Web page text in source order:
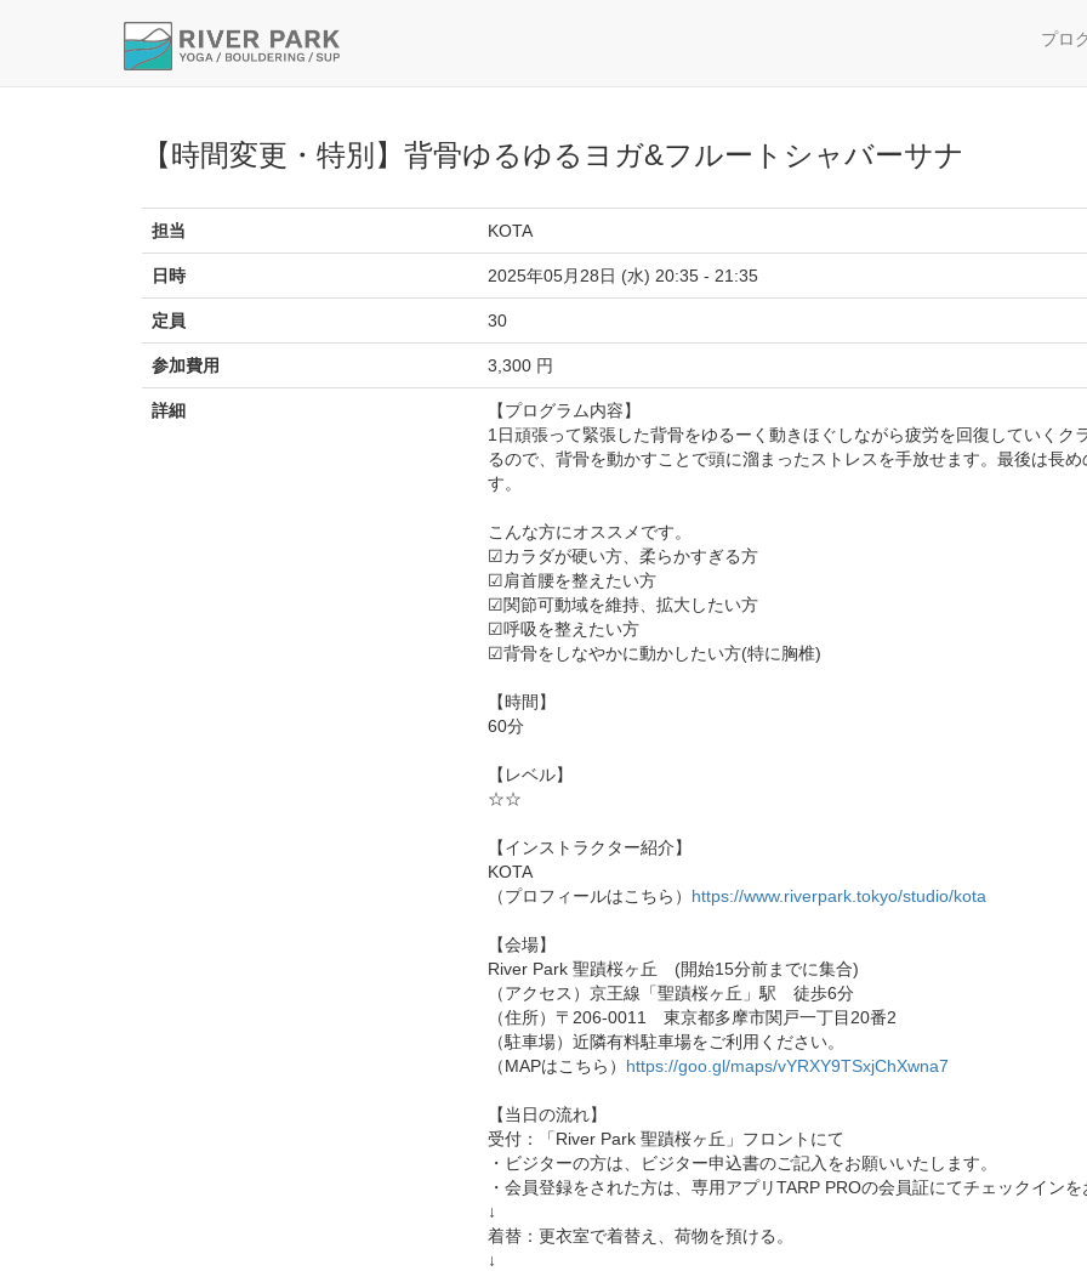
プロ
【時間変更・特別】背骨ゆるゆるヨガ&フルートシャバーサナ
担当 KOTA
日時 2025年05月28日 (水) 20:35 - 21:35
定員 30
参加費用 3,300 円
詳細
【プログラム内容】
1日頑張って緊張した背骨をゆるーく動きほぐしながら疲労を回復していく
るので、背骨を動かすことで頭に溜まったストレスを手放せます。最後は長
す。
こんな方にオススメです。
☑︎カラダが硬い方、柔らかすぎる方
☑︎肩首腰を整えたい方
☑︎関節可動域を維持、拡大したい方
☑︎呼吸を整えたい方
☑︎背骨をしなやかに動かしたい方(特に胸椎)
【時間】
60分
【レベル】
☆☆
【インストラクター紹介】
KOTA
（プロフィールはこちら） https://www.riverpark.tokyo/studio/kota
【会場】
River Park 聖蹟桜ヶ丘 (開始15分前までに集合)
（アクセス）京王線「聖蹟桜ヶ丘」駅 徒歩6分
（住所）〒206-0011 東京都多摩市関戸一丁目20番2
（駐車場）近隣有料駐車場をご利用ください。
（MAPはこちら） https://goo.gl/maps/vYRXY9TSxjChXwna7
【当日の流れ】
受付：「River Park 聖蹟桜ヶ丘」フロントにて
・ビジターの方は、ビジター申込書のご記入をお願いいたします。
・会員登録をされた方は、専用アプリTARP PROの会員証にてチェックインを
↓
着替：更衣室で着替え、荷物を預ける。
↓